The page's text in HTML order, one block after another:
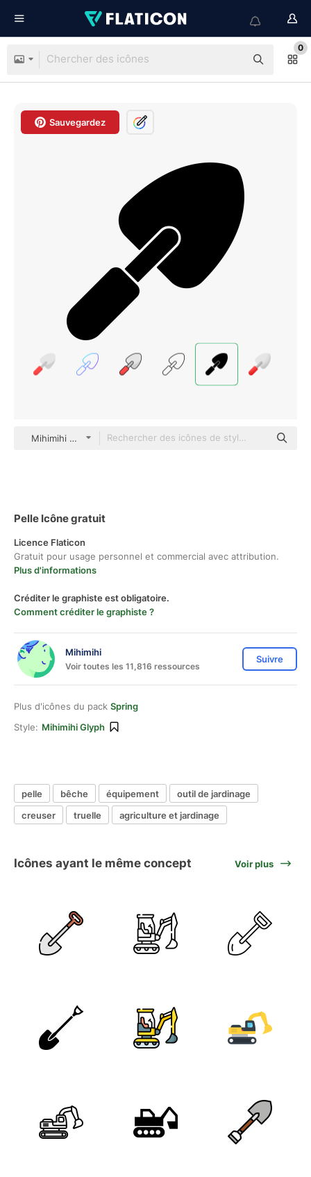
0
Sauvegardez
Mihimihi Glyph
Pelle Icône gratuit
Licence Flaticon
Gratuit pour usage personnel et commercial avec attribution.
Plus d'informations
Créditer le graphiste est obligatoire.
Comment créditer le graphiste ?
Mihimihi
Voir toutes les 11,816 ressources
Suivre
Plus d'icônes du pack Spring
Style: Mihimihi Glyph
pelle bêche équipement
outil de jardinage
creuser
truelle agriculture et jardinage
Icônes ayant le même concept Voir plus